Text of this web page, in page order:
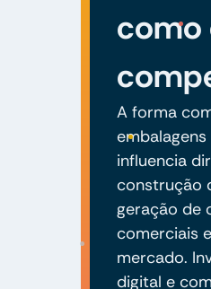
como
A forma
influencia
construção
geração de
comerciais
mercado.
digital e